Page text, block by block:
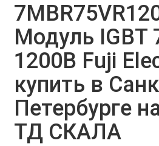
Модуль IGBT
1200В Fuji
купить в
Петербурге
ТД СКАЛА